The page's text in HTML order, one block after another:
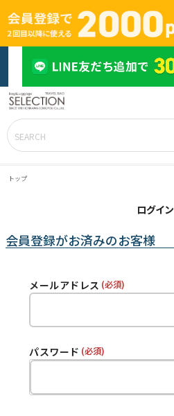
トップ
ログイン
会員登録がお済みのお客様
メールアドレス (必須)
パスワード (必須)